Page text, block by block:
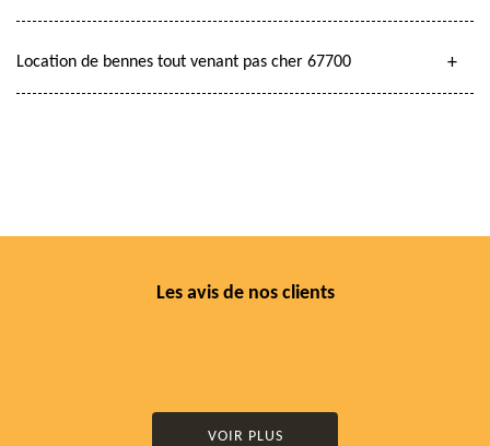
Location de bennes tout venant pas cher 67700
Les avis de nos clients
VOIR PLUS